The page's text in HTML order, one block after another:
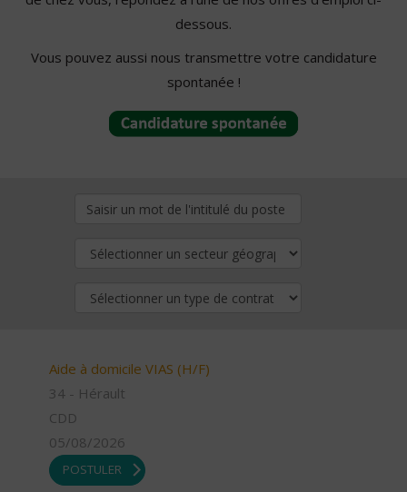
dessous.
Vous pouvez aussi nous transmettre votre candidature
spontanée !
Aide à domicile VIAS (H/F)
34 - Hérault
CDD
05/08/2026
POSTULER